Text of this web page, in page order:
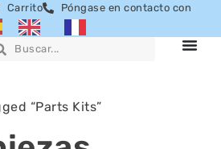
Carrito Póngase en contacto con
“Parts Kits”